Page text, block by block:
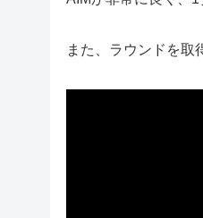
また、ラウンドを取